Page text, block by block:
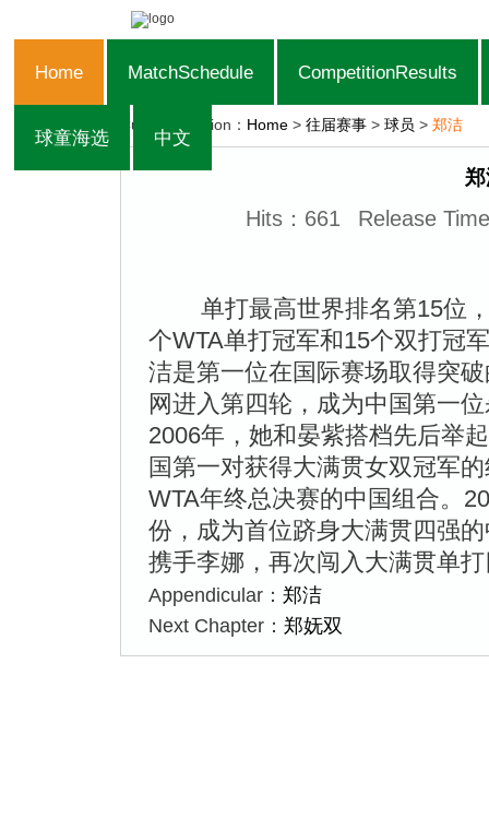
Home MatchSchedule CompetitionResults
球童海选 中文
Current Position： Home > 往届赛事 > 球员 > 郑洁
Hits： 661 Release
单打最高世界排名第15位，
个WTA单打冠军和15个双打冠
洁是第一位在国际赛场取得突
网进入第四轮，成为中国第一
2006年，她和晏紫搭档先后举
国第一对获得大满贯女双冠军
WTA年终总决赛的中国组合。
份，成为首位跻身大满贯四强
携手李娜，再次闯入大满贯单
Appendicular： 郑洁
Next Chapter： 郑妩双